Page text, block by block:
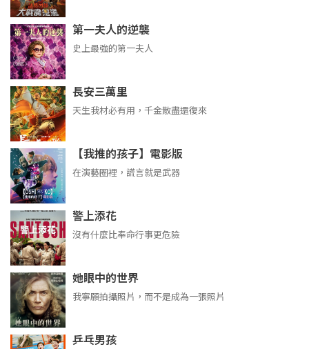
第一夫人的逆襲
史上最強的第一夫人
長安三萬里
天生我材必有用，千金散盡還復來
【我推的孩子】電影版
在演藝圈裡，謊言就是武器
警上添花
沒有什麼比奉命行事更危險
她眼中的世界
我寧願拍攝照片，而不是成為一張照片
乒乓男孩